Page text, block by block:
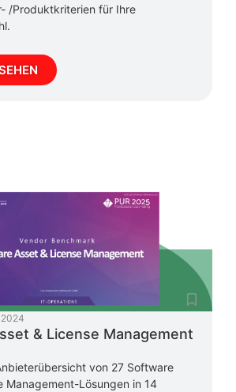
/Produktkriterien für Ihre
& License Management
von 27 Software
Management-Lösungen in 14